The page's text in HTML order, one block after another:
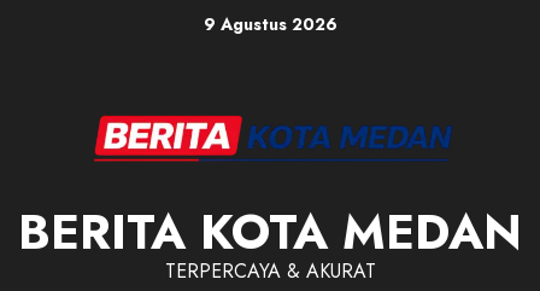
9 Agustus 2026
BERITA KOTA MEDAN
TERPERCAYA & AKURAT